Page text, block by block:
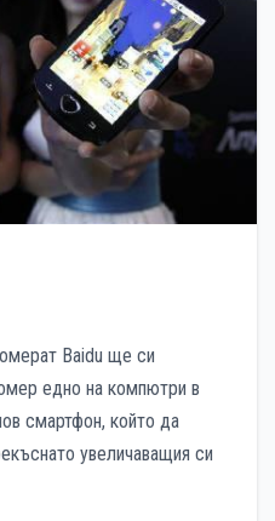
Baidu ще си
едно на компютри в
смартфон, който да
увеличаващия си